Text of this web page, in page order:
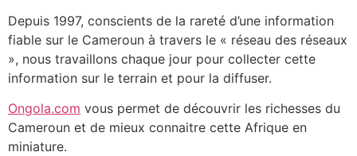
Depuis 1997, conscients de la rareté d’une information
fiable sur le Cameroun à travers le « réseau des réseaux
», nous travaillons chaque jour pour collecter cette
information sur le terrain et pour la diffuser.
Ongola.com vous permet de découvrir les richesses du
Cameroun et de mieux connaitre cette Afrique en
miniature.